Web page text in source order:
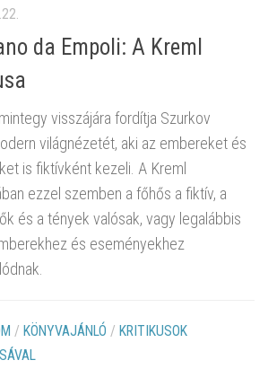
da Empoli: A Kreml
visszájára fordítja Szurkov
világnézetét, aki az embereket és
is fiktívként kezeli. A Kreml
ezzel szemben a főhős a fiktív, a
és a tények valósak, vagy legalábbis
és eseményekhez
/ KÖNYVAJÁNLÓ / KRITIKUSOK